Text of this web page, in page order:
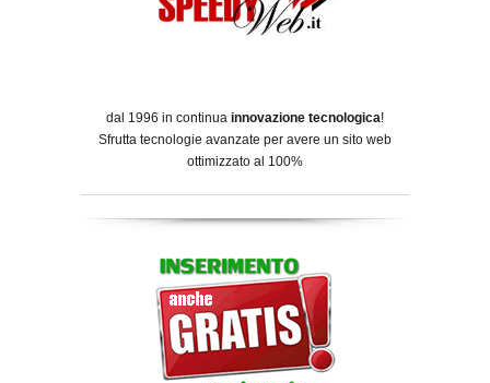
dal 1996 in continua innovazione tecnologica!
Sfrutta tecnologie avanzate per avere un sito web
ottimizzato al 100%